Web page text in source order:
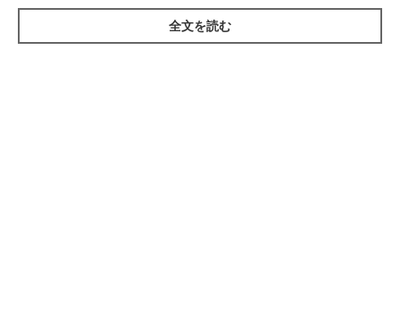
いたいときでも、猫の気分が乗らなければうまくいかないので
全文を読む